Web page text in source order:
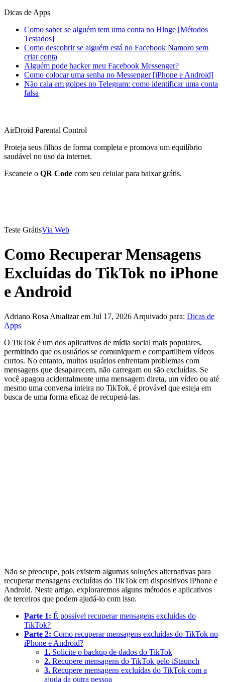
Dicas de Apps
Como saber se alguém tem uma conta no Hinge [Métodos
Testados]
Como descobrir se alguém está no Facebook Namoro sem
criar conta
Alguém pode hacker meu Facebook Messenger?
Como colocar uma senha no Messenger [iPhone e Android]
Não caia em golpes no Telegram: como identificar uma conta
falsa
AirDroid Parental Control
Proteja seus filhos de forma completa e promova um equilíbrio
saudável no uso da internet.
Escaneie o QR Code com seu celular para baixar grátis.
Teste GrátisVia Web
Como Recuperar Mensagens
Excluídas do TikTok no iPhone
e Android
Adriano Rosa Atualizar em Jul 17, 2026 Arquivado para: Dicas de
Apps
O TikTok é um dos aplicativos de mídia social mais populares,
permitindo que os usuários se comuniquem e compartilhem vídeos
curtos. No entanto, muitos usuários enfrentam problemas com
mensagens que desaparecem, não carregam ou são excluídas. Se
você apagou acidentalmente uma mensagem direta, um vídeo ou até
mesmo uma conversa inteira no TikTok, é provável que esteja em
busca de uma forma eficaz de recuperá-las.
Não se preocupe, pois existem algumas soluções alternativas para
recuperar mensagens excluídas do TikTok em dispositivos iPhone e
Android. Neste artigo, exploraremos alguns métodos e aplicativos
de terceiros que podem ajudá-lo com isso.
Parte 1: É possível recuperar mensagens excluídas do
TikTok?
Parte 2: Como recuperar mensagens excluídas do TikTok no
iPhone e Android?
1. Solicite o backup de dados do TikTok
2. Recupere mensagens do TikTok pelo iStaunch
3. Recupere mensagens excluídas do TikTok com a
ajuda da outra pessoa